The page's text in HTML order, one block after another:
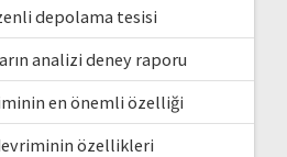
depolama tesisi
analizi deney raporu
en önemli özelliği
özellikleri